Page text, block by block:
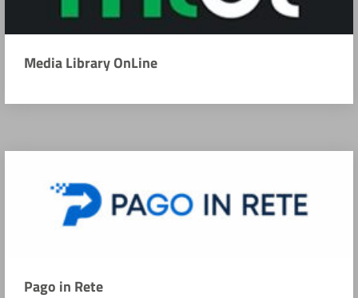
Media Library OnLine
Pago in Rete